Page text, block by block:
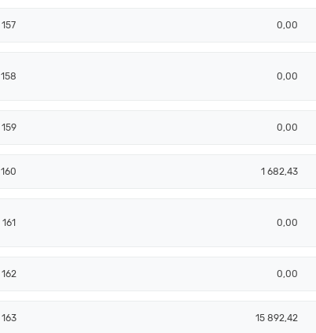
157 0,00
158 0,00
159 0,00
160 1 682,43
161 0,00
162 0,00
163 15 892,42